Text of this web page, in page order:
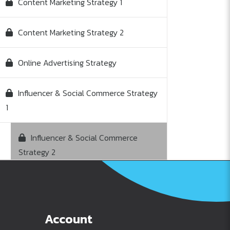
Content Marketing Strategy 2
Online Advertising Strategy
Influencer & Social Commerce Strategy
1
Influencer & Social Commerce
Strategy 2
Account